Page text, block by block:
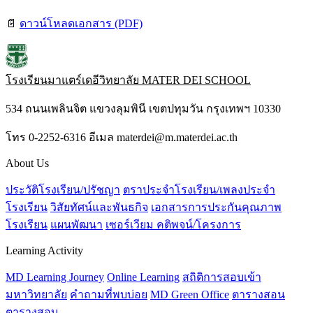
📄 ดาวน์โหลดเอกสาร (PDF)
โรงเรียนมาแตร์เดอีวิทยาลัย MATER DEI SCHOOL
534 ถนนเพลินจิต แขวงลุมพินี เขตปทุมวัน กรุงเทพฯ 10330
โทร 0-2252-6316 อีเมล materdei@m.materdei.ac.th
About Us
ประวัติโรงเรียน/ปรัชญา ตราประจำโรงเรียน/เพลงประจำ
โรงเรียน วิสัยทัศน์และพันธกิจ เอกสารการประกันคุณภาพ
โรงเรียน แผนพัฒนา เซอร์เวียม คติพจน์/โครงการ
Learning Activity
MD Learning Journey Online Learning สถิติการสอบเข้า
มหาวิทยาลัย คำถามที่พบบ่อย MD Green Office ตารางสอน